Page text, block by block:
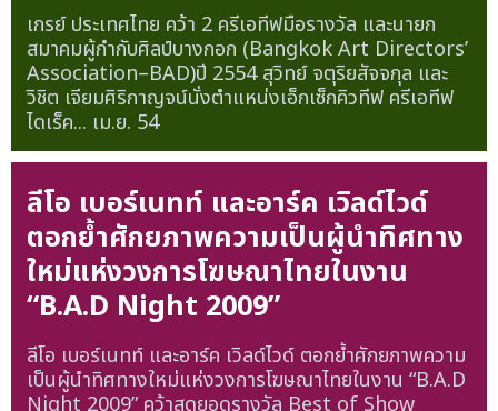
เกรย์ ประเทศไทย คว้า 2 ครีเอทีฟมือรางวัล และนายก
สมาคมผู้กำกับศิลป์บางกอก (Bangkok Art Directors’
Association–BAD)ปี 2554 สุวิทย์ จตุริยสัจจกุล และ
วิชิต เจียมศิริกาญจน์นั่งตำแหน่งเอ็กเซ็กคิวทีฟ ครีเอทีฟ
ไดเร็ค... เม.ย. 54
ลีโอ เบอร์เนทท์ และอาร์ค เวิลด์ไวด์
ตอกย้ำศักยภาพความเป็นผู้นำทิศทาง
ใหม่แห่งวงการโฆษณาไทยในงาน
“B.A.D Night 2009”
ลีโอ เบอร์เนทท์ และอาร์ค เวิลด์ไวด์ ตอกย้ำศักยภาพความ
เป็นผู้นำทิศทางใหม่แห่งวงการโฆษณาไทยในงาน “B.A.D
Night 2009” คว้าสุดยอดรางวัล Best of Show